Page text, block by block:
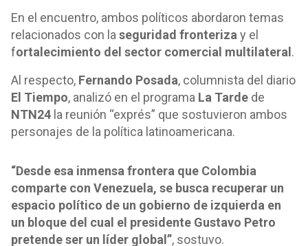
En el encuentro, ambos políticos abordaron temas
relacionados con la seguridad fronteriza y el
fortalecimiento del sector comercial multilateral .
Al respecto, Fernando Posada, columnista del diario
El Tiempo, analizó en el programa La Tarde de
NTN24 la reunión “exprés” que sostuvieron ambos
personajes de la política latinoamericana.
“Desde esa inmensa frontera que Colombia
comparte con Venezuela, se busca recuperar un
espacio político de un gobierno de izquierda en
un bloque del cual el presidente Gustavo Petro
pretende ser un líder global”, sostuvo.